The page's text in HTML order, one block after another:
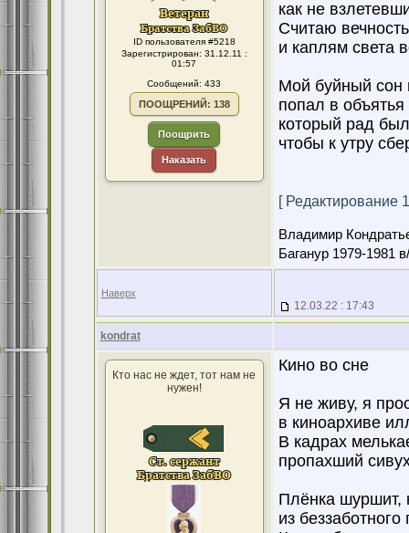
ID пользователя #5218
Зарегистрирован: 31.12.11 :
01:57
Сообщений: 433
ПООЩРЕНИЙ: 138
Поощрить
Наказать
как не
Считаю
и каплям света
Мой буйный сон
попал в
который рад
чтобы к утру
[ Редактирование
Владимир
Баганур 1979-1981
Наверх
12.03.22 : 17:43
kondrat
Кто нас не ждет, тот нам не
нужен!
Кино во сне
Я не живу, я
в киноархиве
В кадрах
пропахший
Плёнка шуршит,
из